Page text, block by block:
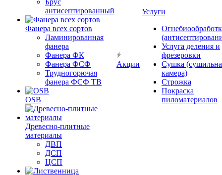
Брус
антисептированный
Фанера всех сортов
Ламинированная
фанера
Фанера ФК
Фанера ФСФ
Трудногорючая
фанера ФСФ ТВ
OSB
Древесно-плитные
материалы
ДВП
ДСП
ЦСП
Акции
Услуги
Услуга деления и
фрезеровки
Сушка
камера)
Строжка
Покраска
пиломатериалов